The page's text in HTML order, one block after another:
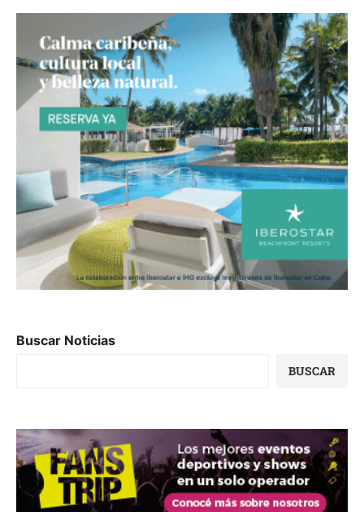
Buscar Noticias
BUSCAR